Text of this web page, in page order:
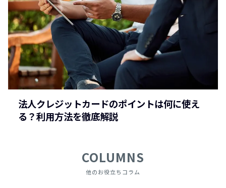
法人クレジットカードのポイントは何に使え
る？利用方法を徹底解説
COLUMNS
他のお役立ちコラム